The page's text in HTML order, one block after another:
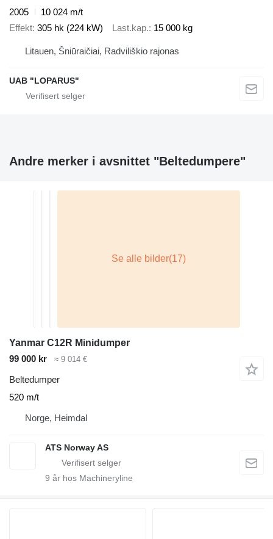
2005
10 024 m/t
Effekt 305 hk (224 kW) Last.kap. 15 000 kg
Litauen, Šniūraičiai, Radviliškio rajonas
UAB "LOPARUS"
Andre merker i avsnittet "Beltedumpere"
Yanmar C12R Minidumper
99 000 kr
≈ 9 014 €
Beltedumper
520 m/t
Norge, Heimdal
ATS Norway AS
9 år hos Machineryline